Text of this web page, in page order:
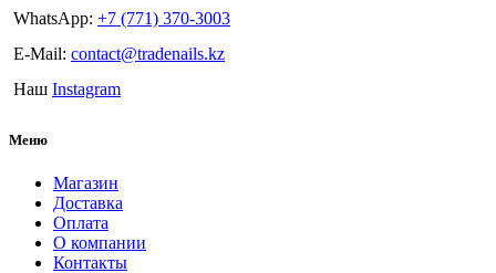
WhatsApp: +7 (771) 370-3003
E-Mail: contact@tradenails.kz
Наш Instagram
Меню
Магазин
Доставка
Оплата
О компании
Контакты